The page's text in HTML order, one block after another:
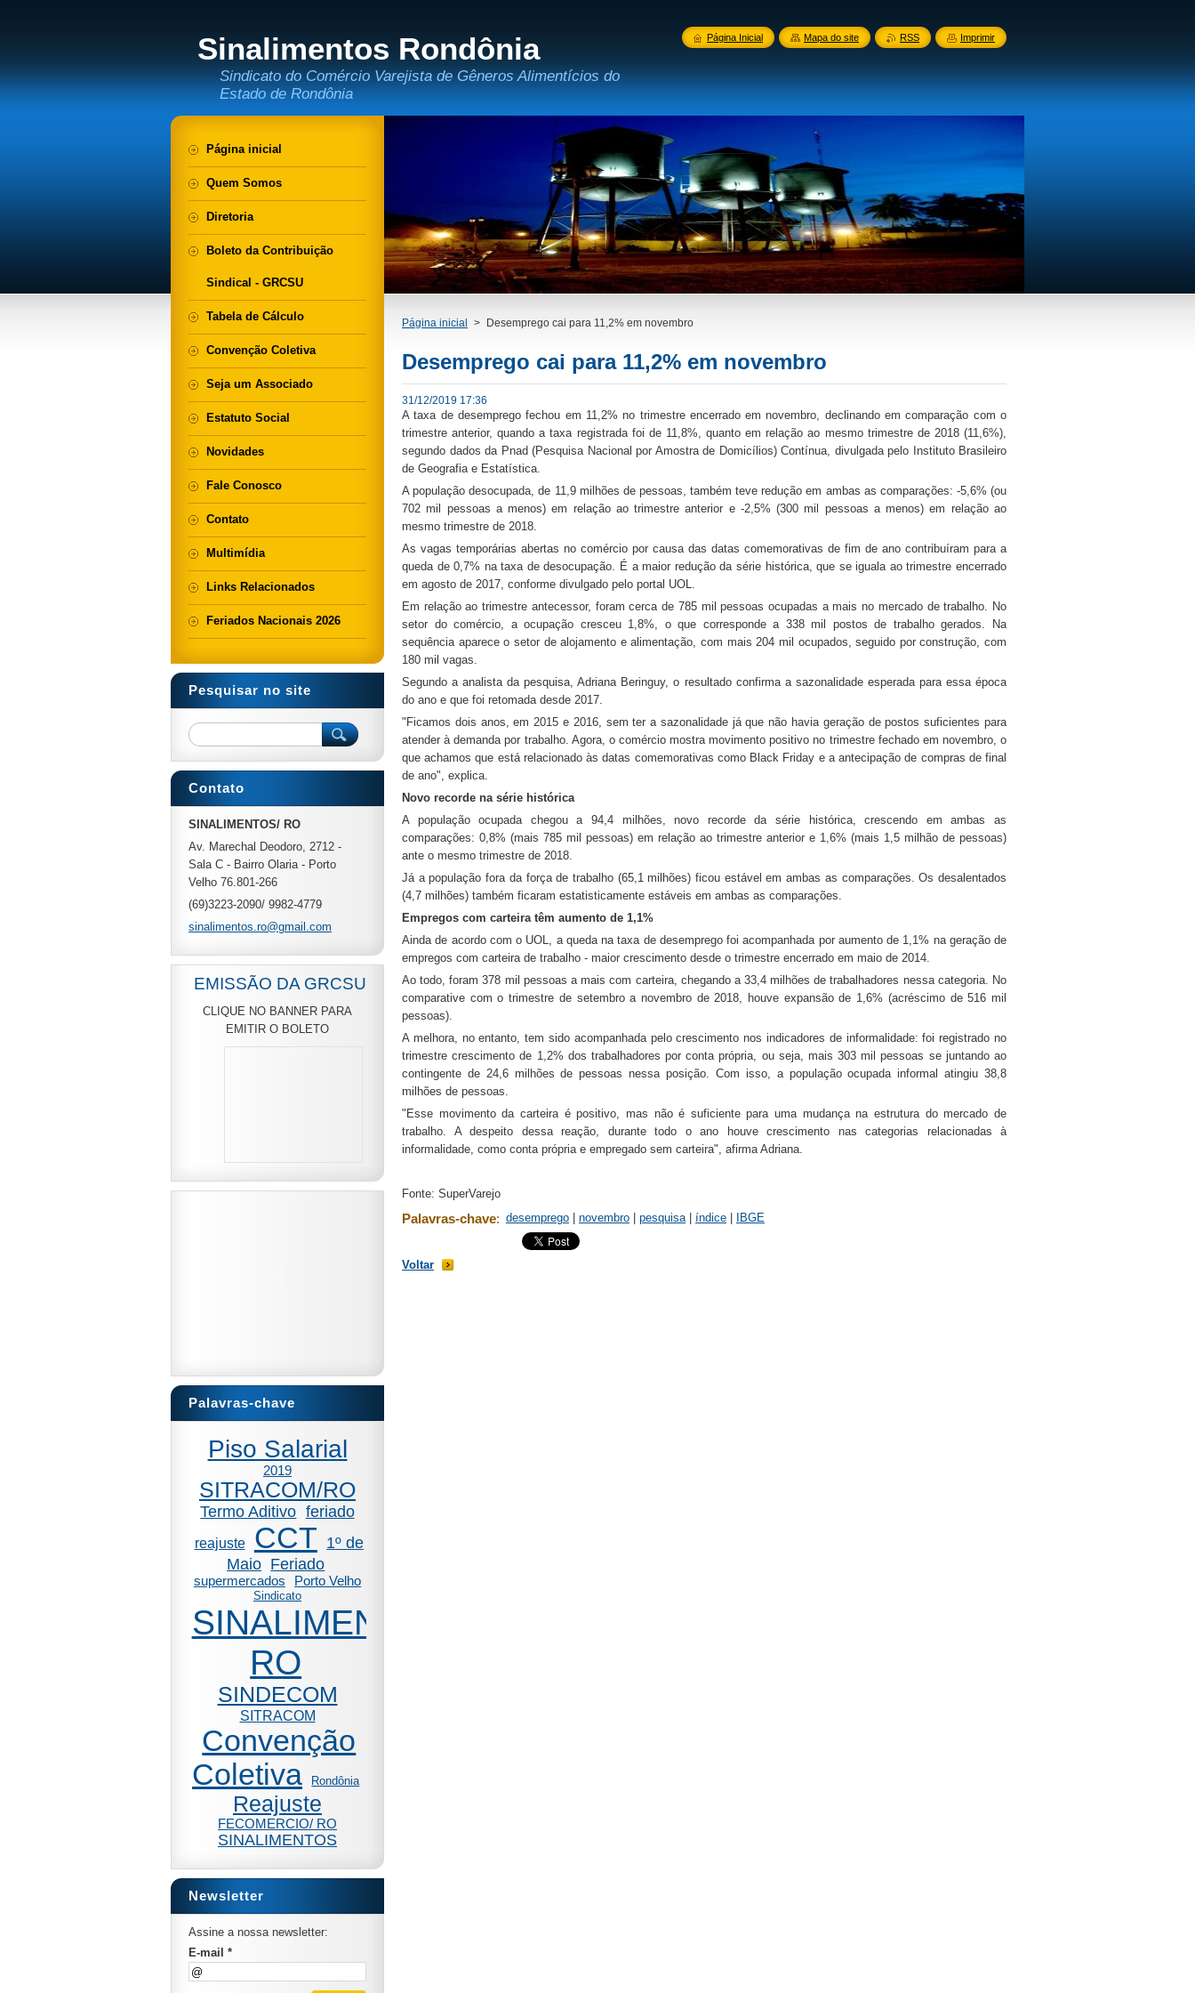
Sinalimentos Rondônia
Sindicato do Comércio Varejista de Gêneros Alimentícios do
Estado de Rondônia
Página inicial > Desemprego cai para 11,2% em novembro
Desemprego cai para 11,2% em novembro
31/12/2019 17:36
A taxa de desemprego fechou em 11,2% no trimestre encerrado em novembro, declinando em comparação com o
trimestre anterior, quando a taxa registrada foi de 11,8%, quanto em relação ao mesmo trimestre de 2018 (11,6%),
segundo dados da Pnad (Pesquisa Nacional por Amostra de Domicílios) Contínua, divulgada pelo Instituto Brasileiro
de Geografia e Estatística.
A população desocupada, de 11,9 milhões de pessoas, também teve redução em ambas as comparações: -5,6% (ou
702 mil pessoas a menos) em relação ao trimestre anterior e -2,5% (300 mil pessoas a menos) em relação ao
mesmo trimestre de 2018.
As vagas temporárias abertas no comércio por causa das datas comemorativas de fim de ano contribuíram para a
queda de 0,7% na taxa de desocupação. É a maior redução da série histórica, que se iguala ao trimestre encerrado
em agosto de 2017, conforme divulgado pelo portal UOL.
Em relação ao trimestre antecessor, foram cerca de 785 mil pessoas ocupadas a mais no mercado de trabalho. No
setor do comércio, a ocupação cresceu 1,8%, o que corresponde a 338 mil postos de trabalho gerados. Na
sequência aparece o setor de alojamento e alimentação, com mais 204 mil ocupados, seguido por construção, com
180 mil vagas.
Segundo a analista da pesquisa, Adriana Beringuy, o resultado confirma a sazonalidade esperada para essa época
do ano e que foi retomada desde 2017.
"Ficamos dois anos, em 2015 e 2016, sem ter a sazonalidade já que não havia geração de postos suficientes para
atender à demanda por trabalho. Agora, o comércio mostra movimento positivo no trimestre fechado em novembro, o
que achamos que está relacionado às datas comemorativas como Black Friday e a antecipação de compras de final
de ano", explica.
Novo recorde na série histórica
A população ocupada chegou a 94,4 milhões, novo recorde da série histórica, crescendo em ambas as
comparações: 0,8% (mais 785 mil pessoas) em relação ao trimestre anterior e 1,6% (mais 1,5 milhão de pessoas)
ante o mesmo trimestre de 2018.
Já a população fora da força de trabalho (65,1 milhões) ficou estável em ambas as comparações. Os desalentados
(4,7 milhões) também ficaram estatisticamente estáveis em ambas as comparações.
Empregos com carteira têm aumento de 1,1%
Ainda de acordo com o UOL, a queda na taxa de desemprego foi acompanhada por aumento de 1,1% na geração de
empregos com carteira de trabalho - maior crescimento desde o trimestre encerrado em maio de 2014.
Ao todo, foram 378 mil pessoas a mais com carteira, chegando a 33,4 milhões de trabalhadores nessa categoria. No
comparative com o trimestre de setembro a novembro de 2018, houve expansão de 1,6% (acréscimo de 516 mil
pessoas).
A melhora, no entanto, tem sido acompanhada pelo crescimento nos indicadores de informalidade: foi registrado no
trimestre crescimento de 1,2% dos trabalhadores por conta própria, ou seja, mais 303 mil pessoas se juntando ao
contingente de 24,6 milhões de pessoas nessa posição. Com isso, a população ocupada informal atingiu 38,8
milhões de pessoas.
"Esse movimento da carteira é positivo, mas não é suficiente para uma mudança na estrutura do mercado de
trabalho. A despeito dessa reação, durante todo o ano houve crescimento nas categorias relacionadas à
informalidade, como conta própria e empregado sem carteira", afirma Adriana.
Fonte: SuperVarejo
Palavras-chave: desemprego novembro pesquisa índice IBGE
Voltar
Página inicial
Quem Somos
Diretoria
Boleto da Contribuição
Sindical - GRCSU
Tabela de Cálculo
Convenção Coletiva
Seja um Associado
Estatuto Social
Novidades
Fale Conosco
Contato
Multimídia
Links Relacionados
Feriados Nacionais 2026
Pesquisar no site
Contato
SINALIMENTOS/ RO
Av. Marechal Deodoro, 2712 -
Sala C - Bairro Olaria - Porto
Velho 76.801-266
(69)3223-2090/ 9982-4779
sinalimentos.ro@gmail.com
EMISSÃO DA GRCSU
CLIQUE NO BANNER PARA
EMITIR O BOLETO
Palavras-chave
Piso Salarial
2019
SITRACOM/RO
Termo Aditivo feriado
reajuste CCT 1º de
Maio Feriado
supermercados Porto Velho
Sindicato
SINALIMENTOS/
RO
SINDECOM
SITRACOM
Convenção
Coletiva
Rondônia
Reajuste
FECOMERCIO/ RO
SINALIMENTOS
Newsletter
Assine a nossa newsletter:
E-mail *
Página Inicial Mapa do site RSS Imprimir